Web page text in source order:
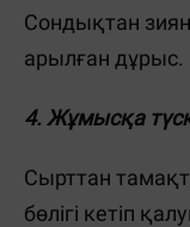
Сондықтан
арылған дұрыс.
4. Жұмысқа
Сырттан
бөлігі кетіп